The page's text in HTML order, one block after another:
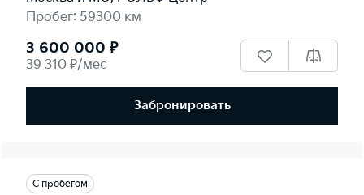
Пробег: 59300 км
3 600 000 ₽
39 310 ₽/мес
Забронировать
С пробегом